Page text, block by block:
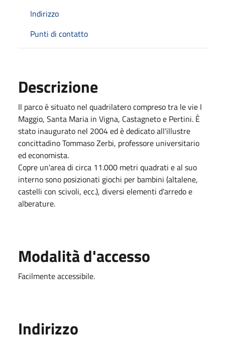
Indirizzo
Punti di contatto
Descrizione
Il parco è situato nel quadrilatero compreso tra le vie I
Maggio, Santa Maria in Vigna, Castagneto e Pertini. È
stato inaugurato nel 2004 ed è dedicato all'illustre
concittadino Tommaso Zerbi, professore universitario
ed economista.
Copre un'area di circa 11.000 metri quadrati e al suo
interno sono posizionati giochi per bambini (altalene,
castelli con scivoli, ecc.), diversi elementi d'arredo e
alberature.
Modalità d'accesso
Facilmente accessibile.
Indirizzo